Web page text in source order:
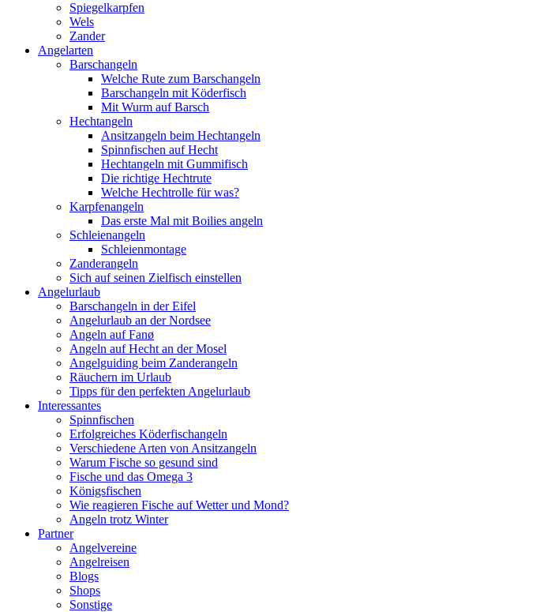
Spiegelkarpfen
Wels
Zander
Angelarten
Barschangeln
Welche Rute zum Barschangeln
Barschangeln mit Köderfisch
Mit Wurm auf Barsch
Hechtangeln
Ansitzangeln beim Hechtangeln
Spinnfischen auf Hecht
Hechtangeln mit Gummifisch
Die richtige Hechtrute
Welche Hechtrolle für was?
Karpfenangeln
Das erste Mal mit Boilies angeln
Schleienangeln
Schleienmontage
Zanderangeln
Sich auf seinen Zielfisch einstellen
Angelurlaub
Barschangeln in der Eifel
Angelurlaub an der Nordsee
Angeln auf Fanø
Angeln auf Hecht an der Mosel
Angelguiding beim Zanderangeln
Räuchern im Urlaub
Tipps für den perfekten Angelurlaub
Interessantes
Spinnfischen
Erfolgreiches Köderfischangeln
Verschiedene Arten von Ansitzangeln
Warum Fische so gesund sind
Fische und das Omega 3
Königsfischen
Wie reagieren Fische auf Wetter und Mond?
Angeln trotz Winter
Partner
Angelvereine
Angelreisen
Blogs
Shops
Sonstige